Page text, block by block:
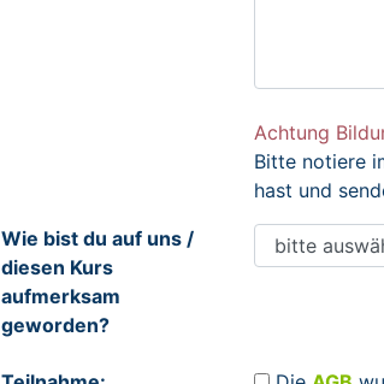
Achtung
Bitte notiere
hast und
Wie bist du auf uns /
diesen Kurs
aufmerksam
geworden?